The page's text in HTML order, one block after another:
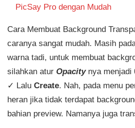
PicSay Pro dengan Mudah
Cara Membuat Background
caranya sangat mudah. Masih
warna tadi, untuk membuat
silahkan atur Opacitynya menjadi
✓ Lalu Create. Nah, pada menu
heran jika tidak terdapat
bahian preview. Namanya juga